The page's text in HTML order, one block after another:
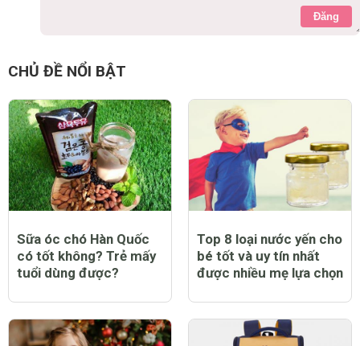
Đăng
CHỦ ĐỀ NỔI BẬT
Sữa óc chó Hàn Quốc
có tốt không? Trẻ mấy
tuổi dùng được?
Top 8 loại nước yến cho
bé tốt và uy tín nhất
được nhiều mẹ lựa chọn